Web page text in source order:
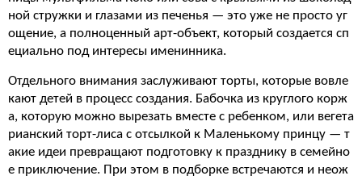
ной стружки и глазами из печенья — это уже не просто уг
ощение, а полноценный арт-объект, который создается сп
ециально под интересы именинника.
Отдельного внимания заслуживают торты, которые вовле
кают детей в процесс создания. Бабочка из круглого корж
а, которую можно вырезать вместе с ребенком, или вегета
рианский торт-лиса с отсылкой к Маленькому принцу — т
акие идеи превращают подготовку к празднику в семейно
е приключение. При этом в подборке встречаются и неож